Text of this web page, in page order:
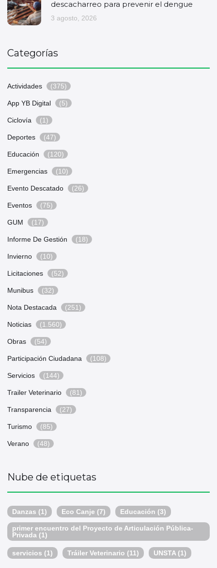
descacharreo para prevenir el dengue
3 agosto, 2026
Categorías
Actividades (375)
App YB Digital (5)
Ciclovía (1)
Deportes (47)
Educación (120)
Emergencias (10)
Evento Descatado (26)
Eventos (75)
GUM (17)
Informe De Gestión (18)
Invierno (10)
Licitaciones (52)
Munibus (32)
Nota Destacada (251)
Noticias (1.560)
Obras (54)
Participación Ciudadana (108)
Servicios (144)
Trailer Veterinario (81)
Transparencia (27)
Turismo (85)
Verano (48)
Nube de etiquetas
Danzas (1) Eco Canje (7) Educación (3)
primer encuentro del Proyecto de Articulación Pública-
Privada (1)
servicios (1) Tráiler Veterinario (11) UNSTA (1)